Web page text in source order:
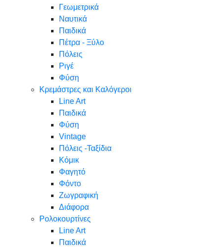
Γεωμετρικά
Ναυτικά
Παιδικά
Πέτρα - Ξύλο
Πόλεις
Ριγέ
Φύση
Κρεμάστρες και Καλόγεροι
Line Art
Παιδικά
Φύση
Vintage
Πόλεις -Ταξίδια
Κόμικ
Φαγητό
Φόντο
Ζωγραφική
Διάφορα
Ρολοκουρτίνες
Line Art
Παιδικά